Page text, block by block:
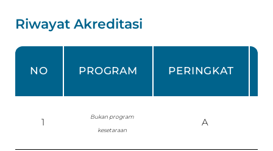
Riwayat Akreditasi
NO PROGRAM PERINGKAT
1
Bukan program
kesetaraan
A